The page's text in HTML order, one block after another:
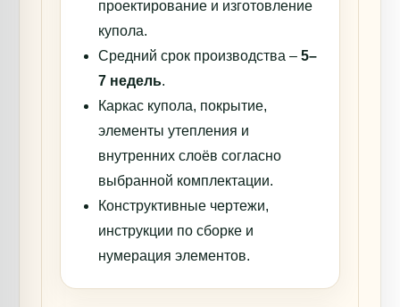
проектирование и изготовление
купола.
Средний срок производства –5–
7 недель.
Каркас купола, покрытие,
элементы утепления и
внутренних слоёв согласно
выбранной комплектации.
Конструктивные чертежи,
инструкции по сборке и
нумерация элементов.